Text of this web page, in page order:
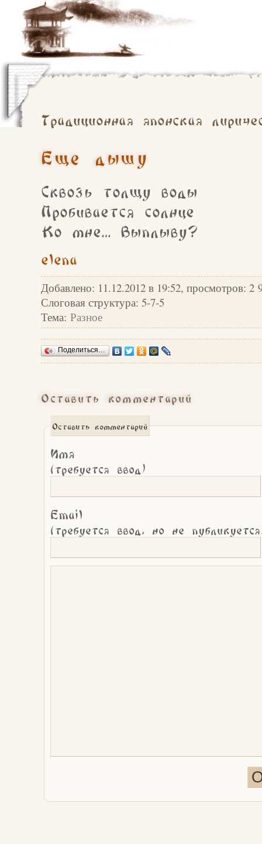
Традиционная японская
Еще дышу
Сквозь толщу воды
Пробивается солнце
Ко мне… Выплыву?
elena
Добавлено: 11.12.2012 в 19:52, просмотров: 2
Слоговая структура: 5-7-5
Тема: Разное
Поделиться…
Оставить комментарий
Оставить комментарий
Имя
(требуется ввод)
Email
(требуется ввод, но не